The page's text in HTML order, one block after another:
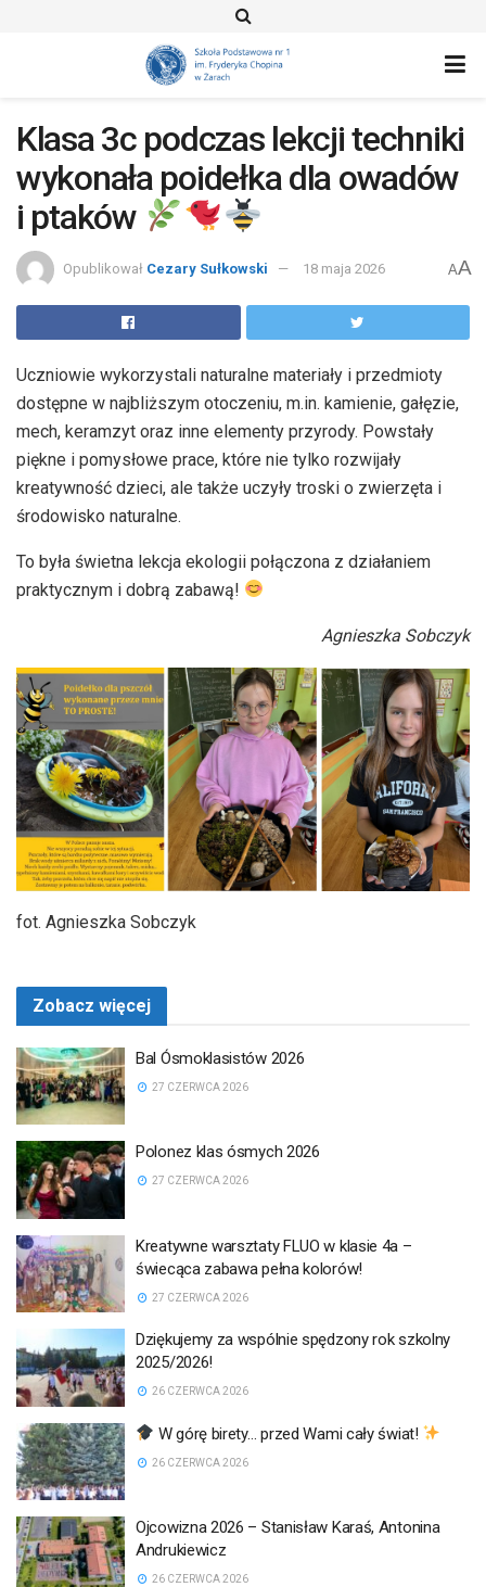
Klasa 3c podczas lekcji techniki
wykonała poidełka dla owadów
i ptaków
Opublikował Cezary Sułkowski 18 maja 2026 AA
Uczniowie wykorzystali naturalne materiały i przedmioty
dostępne w najbliższym otoczeniu, m.in. kamienie, gałęzie,
mech, keramzyt oraz inne elementy przyrody. Powstały
piękne i pomysłowe prace, które nie tylko rozwijały
kreatywność dzieci, ale także uczyły troski o zwierzęta i
środowisko naturalne.
To była świetna lekcja ekologii połączona z działaniem
praktycznym i dobrą zabawą!
Agnieszka Sobczyk
fot. Agnieszka Sobczyk
Zobacz więcej
Bal Ósmoklasistów 2026
27 CZERWCA 2026
Polonez klas ósmych 2026
27 CZERWCA 2026
Kreatywne warsztaty FLUO w klasie 4a –
świecąca zabawa pełna kolorów!
27 CZERWCA 2026
Dziękujemy za wspólnie spędzony rok szkolny
2025/2026!
26 CZERWCA 2026
W górę birety… przed Wami cały świat!
26 CZERWCA 2026
Ojcowizna 2026 – Stanisław Karaś, Antonina
Andrukiewicz
26 CZERWCA 2026